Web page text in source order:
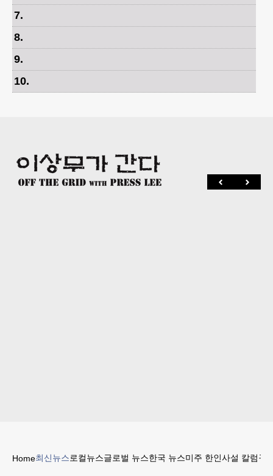
7.
8.
9.
10.
Home최신뉴스로컬뉴스글로벌 뉴스한국 뉴스미주 한인사설 칼럼구